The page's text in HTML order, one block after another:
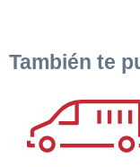
También te